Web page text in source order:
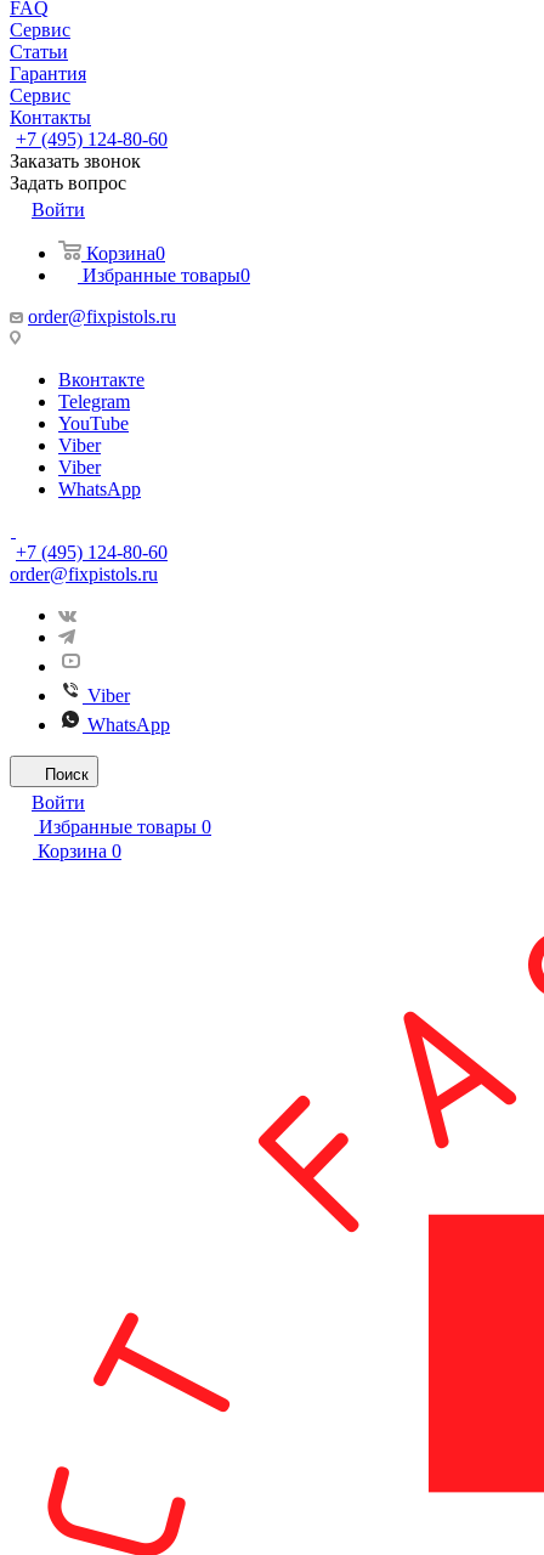
FAQ
Сервис
Статьи
Гарантия
Сервис
Контакты
+7 (495) 124-80-60
Заказать звонок
Задать вопрос
Войти
Корзина0
Избранные товары0
order@fixpistols.ru
Вконтакте
Telegram
YouTube
Viber
Viber
WhatsApp
+7 (495) 124-80-60
order@fixpistols.ru
Viber
WhatsApp
Поиск
Войти
Избранные товары 0
Корзина 0